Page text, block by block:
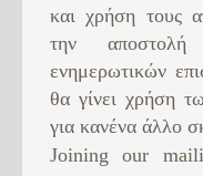
και χρήση τους
την
ενημερωτικών
θα γίνει χρήση
για κανένα άλλο
Joining our